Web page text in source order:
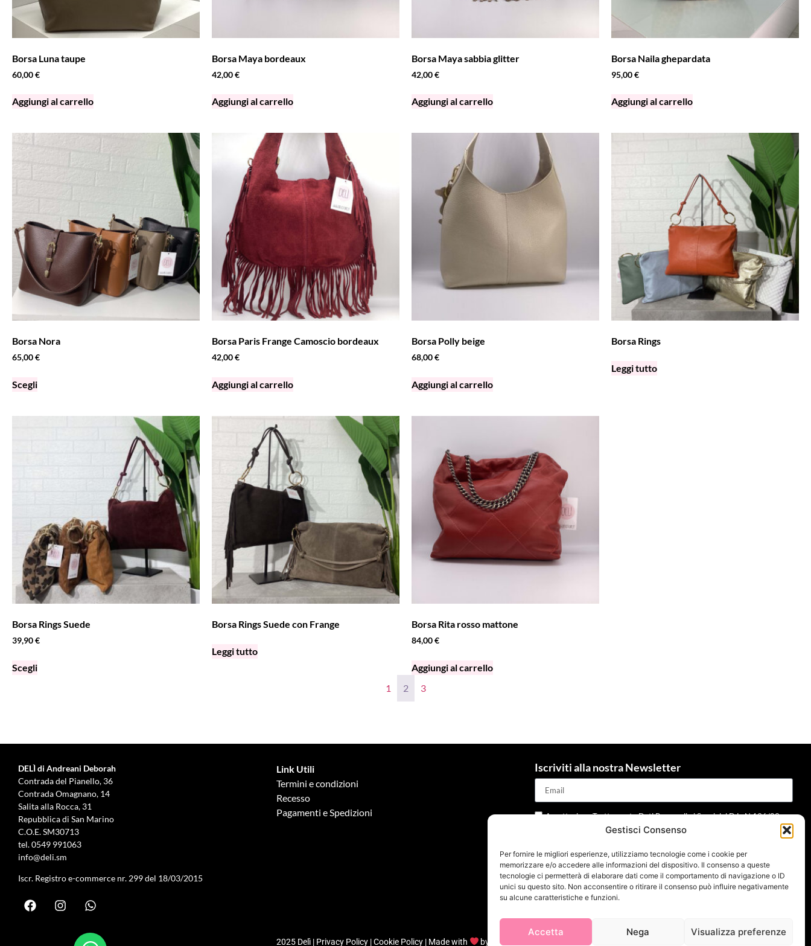
Gestisci Consenso
Per fornire le migliori esperienze, utilizziamo tecnologie come i cookie per
memorizzare e/o accedere alle informazioni del dispositivo. Il consenso a queste
tecnologie ci permetterà di elaborare dati come il comportamento di navigazione o ID
unici su questo sito. Non acconsentire o ritirare il consenso può influire negativamente
su alcune caratteristiche e funzioni.
Accetta Nega Visualizza preferenze
Borsa Luna taupe
60,00€
Aggiungi al carrello
Borsa Maya bordeaux
42,00€
Aggiungi al carrello
Borsa Maya sabbia glitter
42,00€
Aggiungi al carrello
Borsa Naila ghepardata
95,00€
Aggiungi al carrello
Borsa Nora
65,00€
Scegli
Borsa Paris Frange Camoscio bordeaux
42,00€
Aggiungi al carrello
Borsa Polly beige
68,00€
Aggiungi al carrello
Borsa Rings
Leggi tutto
Borsa Rings Suede
39,90€
Scegli
Borsa Rings Suede con Frange
Leggi tutto
Borsa Rita rosso mattone
84,00€
Aggiungi al carrello
1
2 3
DELÌ di Andreani Deborah
Contrada del Pianello, 36
Contrada Omagnano, 14
Salita alla Rocca, 31
Repubblica di San Marino
C.O.E. SM30713
tel.0549 991063
info@deli.sm
Iscr. Registro e-commerce nr. 299 del 18/03/2015
Link Utili
Termini e condizioni
Recesso
Pagamenti e Spedizioni
Iscriviti alla nostra Newsletter
Accettazione Trattamento Dati Personali ai Sensi del D.L. N.196/03 e
Gdpr 679/2016 e della normativa applicabile
Invia
2025 Delì | Privacy Policy|Cookie Policy| Made with by Jenny Mina